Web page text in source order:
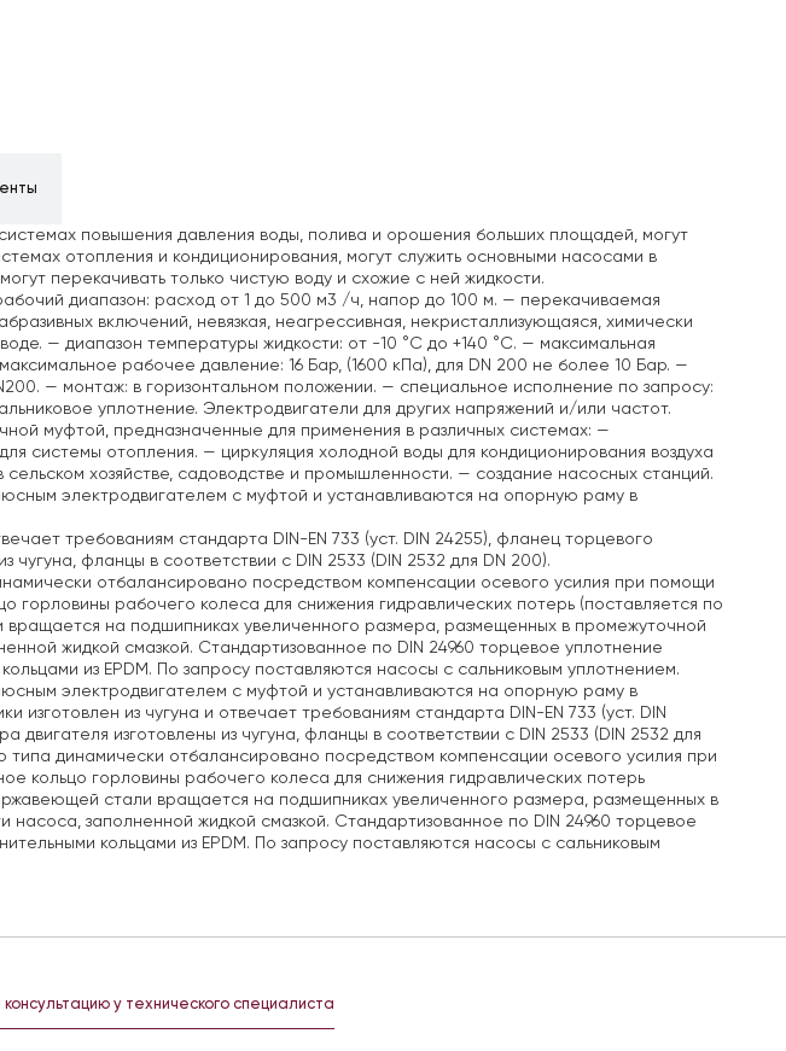
повышения давления воды, полива и орошения больших площадей, могут
отопления и кондиционирования, могут служить основными насосами в
перекачивать только чистую воду и схожие с ней жидкости.
диапазон: расход от 1 до 500 м3 /ч, напор до 100 м. — перекачиваемая
включений, невязкая, неагрессивная, некристаллизующаяся, химически
— диапазон температуры жидкости: от -10 °C до +140 °C. — максимальная
рабочее давление: 16 Бар, (1600 кПа), для DN 200 не более 10 Бар. —
— монтаж: в горизонтальном положении. — специальное исполнение по запросу:
уплотнение. Электродвигатели для других напряжений и/или частот.
муфтой, предназначенные для применения в различных системах: —
системы отопления. — циркуляция холодной воды для кондиционирования воздуха
хозяйстве, садоводстве и промышленности. — создание насосных станций.
электродвигателем с муфтой и устанавливаются на опорную раму в
требованиям стандарта DIN-EN 733 (уст. DIN 24255), фланец торцевого
чугуна, фланцы в соответствии с DIN 2533 (DIN 2532 для DN 200).
отбалансировано посредством компенсации осевого усилия при помощи
горловины рабочего колеса для снижения гидравлических потерь (поставляется по
на подшипниках увеличенного размера, размещенных в промежуточной
жидкой смазкой. Стандартизованное по DIN 24960 торцевое уплотнение
из EPDM. По запросу поставляются насосы с сальниковым уплотнением.
электродвигателем с муфтой и устанавливаются на опорную раму в
изготовлен из чугуна и отвечает требованиям стандарта DIN-EN 733 (уст. DIN
двигателя изготовлены из чугуна, фланцы в соответствии с DIN 2533 (DIN 2532 для
типа динамически отбалансировано посредством компенсации осевого усилия при
кольцо горловины рабочего колеса для снижения гидравлических потерь
стали вращается на подшипниках увеличенного размера, размещенных в
заполненной жидкой смазкой. Стандартизованное по DIN 24960 торцевое
кольцами из EPDM. По запросу поставляются насосы с сальниковым
консультацию у технического специалиста